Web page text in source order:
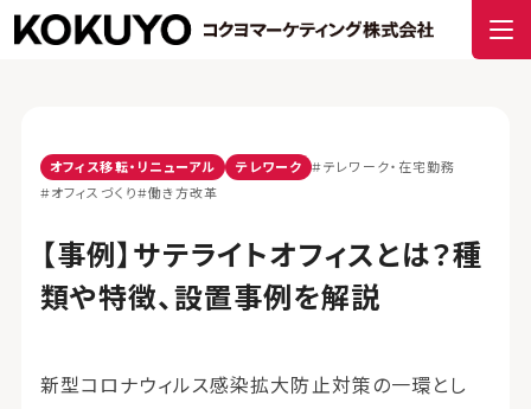
オフィス移転・リニューアル テレワーク
#テレワーク・在宅勤務
#オフィスづくり#働き方改革
【事例】サテライトオフィスとは？種
類や特徴、設置事例を解説
新型コロナウィルス感染拡大防止対策の一環とし